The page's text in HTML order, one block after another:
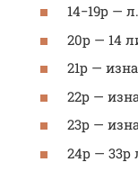
14−19р —
20р — 14
21р —
22р —
23р —
24р — 33р